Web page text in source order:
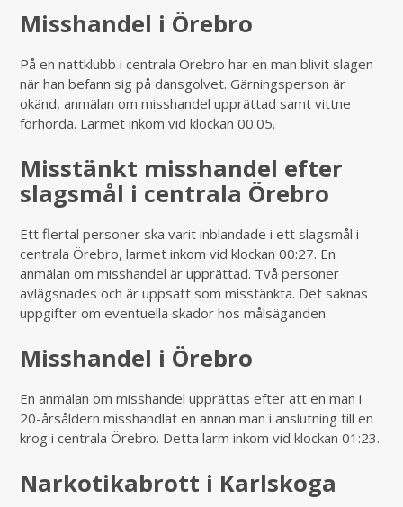
Misshandel i Örebro
På en nattklubb i centrala Örebro har en man blivit slagen
när han befann sig på dansgolvet. Gärningsperson är
okänd, anmälan om misshandel upprättad samt vittne
förhörda. Larmet inkom vid klockan 00:05.
Misstänkt misshandel efter
slagsmål i centrala Örebro
Ett flertal personer ska varit inblandade i ett slagsmål i
centrala Örebro, larmet inkom vid klockan 00:27. En
anmälan om misshandel är upprättad. Två personer
avlägsnades och är uppsatt som misstänkta. Det saknas
uppgifter om eventuella skador hos målsäganden.
Misshandel i Örebro
En anmälan om misshandel upprättas efter att en man i
20-årsåldern misshandlat en annan man i anslutning till en
krog i centrala Örebro. Detta larm inkom vid klockan 01:23.
Narkotikabrott i Karlskoga